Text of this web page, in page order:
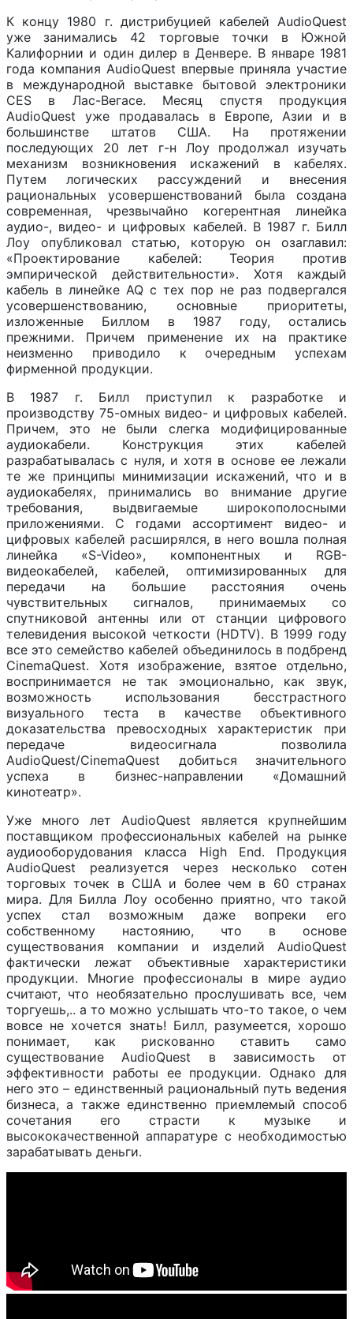
К концу 1980 г. дистрибуцией кабелей AudioQuest
уже занимались 42 торговые точки в Южной
Калифорнии и один дилер в Денвере. В январе 1981
года компания AudioQuest впервые приняла участие
в международной выставке бытовой электроники
CES в Лас-Вегасе. Месяц спустя продукция
AudioQuest уже продавалась в Европе, Азии и в
большинстве штатов США. На протяжении
последующих 20 лет г-н Лоу продолжал изучать
механизм возникновения искажений в кабелях.
Путем логических рассуждений и внесения
рациональных усовершенствований была создана
современная, чрезвычайно когерентная линейка
аудио-, видео- и цифровых кабелей. В 1987 г. Билл
Лоу опубликовал статью, которую он озаглавил:
«Проектирование кабелей: Теория против
эмпирической действительности». Хотя каждый
кабель в линейке AQ с тех пор не раз подвергался
усовершенствованию, основные приоритеты,
изложенные Биллом в 1987 году, остались
прежними. Причем применение их на практике
неизменно приводило к очередным успехам
фирменной продукции.
В 1987 г. Билл приступил к разработке и
производству 75-омных видео- и цифровых кабелей.
Причем, это не были слегка модифицированные
аудиокабели. Конструкция этих кабелей
разрабатывалась с нуля, и хотя в основе ее лежали
те же принципы минимизации искажений, что и в
аудиокабелях, принимались во внимание другие
требования, выдвигаемые широкополосными
приложениями. С годами ассортимент видео- и
цифровых кабелей расширялся, в него вошла полная
линейка «S-Video», компонентных и RGB-
видеокабелей, кабелей, оптимизированных для
передачи на большие расстояния очень
чувствительных сигналов, принимаемых со
спутниковой антенны или от станции цифрового
телевидения высокой четкости (HDTV). В 1999 году
все это семейство кабелей объединилось в подбренд
CinemaQuest. Хотя изображение, взятое отдельно,
воспринимается не так эмоционально, как звук,
возможность использования бесстрастного
визуального теста в качестве объективного
доказательства превосходных характеристик при
передаче видеосигнала позволила
AudioQuest/CinemaQuest добиться значительного
успеха в бизнес-направлении «Домашний
кинотеатр».
Уже много лет AudioQuest является крупнейшим
поставщиком профессиональных кабелей на рынке
аудиооборудования класса High End. Продукция
AudioQuest реализуется через несколько сотен
торговых точек в США и более чем в 60 странах
мира. Для Билла Лоу особенно приятно, что такой
успех стал возможным даже вопреки его
собственному настоянию, что в основе
существования компании и изделий AudioQuest
фактически лежат объективные характеристики
продукции. Многие профессионалы в мире аудио
считают, что необязательно прослушивать все, чем
торгуешь,.. а то можно услышать что-то такое, о чем
вовсе не хочется знать! Билл, разумеется, хорошо
понимает, как рискованно ставить само
существование AudioQuest в зависимость от
эффективности работы ее продукции. Однако для
него это – единственный рациональный путь ведения
бизнеса, а также единственно приемлемый способ
сочетания его страсти к музыке и
высококачественной аппаратуре с необходимостью
зарабатывать деньги.